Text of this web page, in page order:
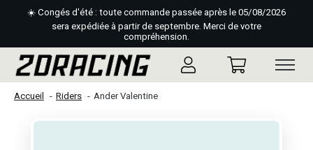
☀️ Congés d'été : toute commande passée après le 05/08/2026
sera expédiée à partir de septembre. Merci de votre
compréhension.
Accueil Riders Ander Valentine